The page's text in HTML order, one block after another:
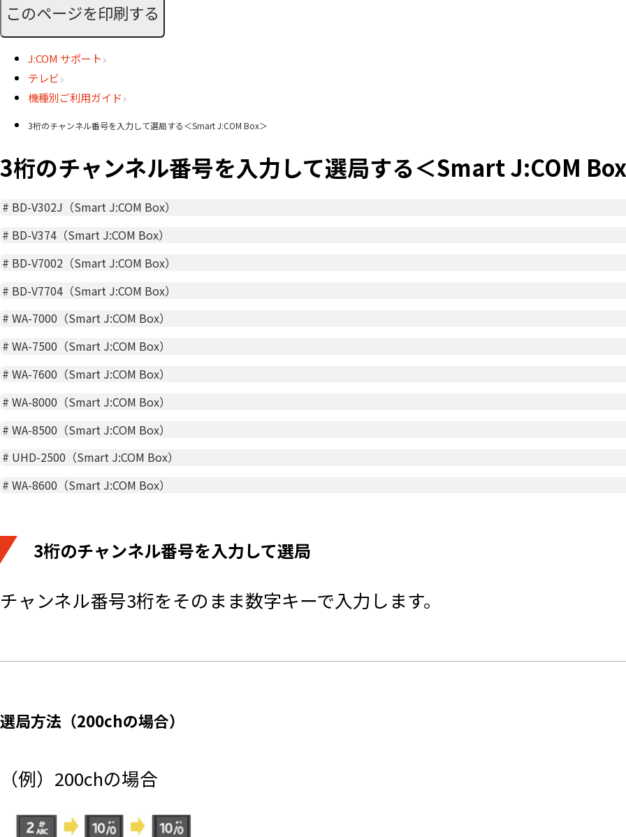
このページを印刷する
J:COM サポート
テレビ
機種別ご利用ガイド
3桁のチャンネル番号を入力して選局する＜Smart J:COM Box＞
3桁のチャンネル番号を入力して選局する＜Smart J:COM
# BD-V302J（Smart J:COM Box）
# BD-V374（Smart J:COM Box）
# BD-V7002（Smart J:COM Box）
# BD-V7704（Smart J:COM Box）
#WA-7000（Smart J:COM Box）
#WA-7500（Smart J:COM Box）
#WA-7600（Smart J:COM Box）
#WA-8000（Smart J:COM Box）
#WA-8500（Smart J:COM Box）
# UHD-2500（Smart J:COM Box）
#WA-8600（Smart J:COM Box）
3桁のチャンネル番号を入力して選局
チャンネル番号3桁をそのまま数字キーで入力します。
選局方法（200chの場合）
（例）200chの場合